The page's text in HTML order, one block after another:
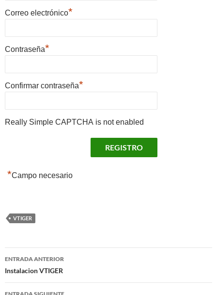
Correo electrónico*
Contraseña*
Confirmar contraseña*
Really Simple CAPTCHA is not enabled
*Campo necesario
VTIGER
Navegación
de
entradas
ENTRADA ANTERIOR
Instalacion VTIGER